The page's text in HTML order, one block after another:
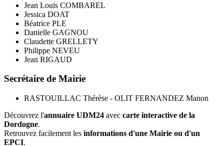
Jean Louis COMBAREL
Jessica DOAT
Béatrice PLE
Danielle GAGNOU
Claudette GRELLETY
Philippe NEVEU
Jean RIGAUD
Secrétaire de Mairie
RASTOUILLAC Thérèse - OLIT FERNANDEZ Manon
Découvrez l'annuaire UDM24 avec carte interactive de la
Dordogne.
Retrouvez facilement les informations d'une Mairie ou d'un
EPCI.